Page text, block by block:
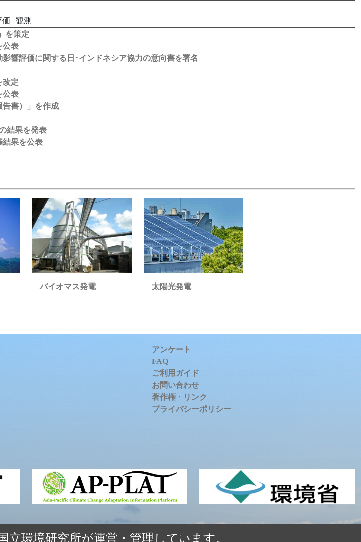
| 観測
を策定
公表
響評価に関する日･インドネシア協力の意向書を署名
改定
公表
告書）」を作成
結果を発表
結果を公表
バイオマス発電 太陽光発電
アンケート
FAQ
ご利用ガイド
お問い合わせ
著作権・リンク
プライバシーポリシー
立環境研究所が運営・管理しています。